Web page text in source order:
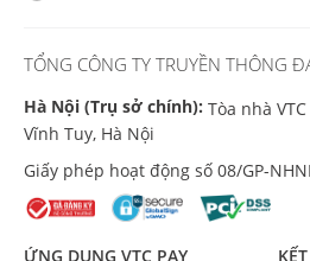
TỔNG CÔNG TY TRUYỀN THÔNG
Hà Nội (Trụ sở chính): Tòa nhà
Vĩnh Tuy, Hà Nội
Giấy phép hoạt động số 08/GP-
ỨNG DỤNG VTC PAY